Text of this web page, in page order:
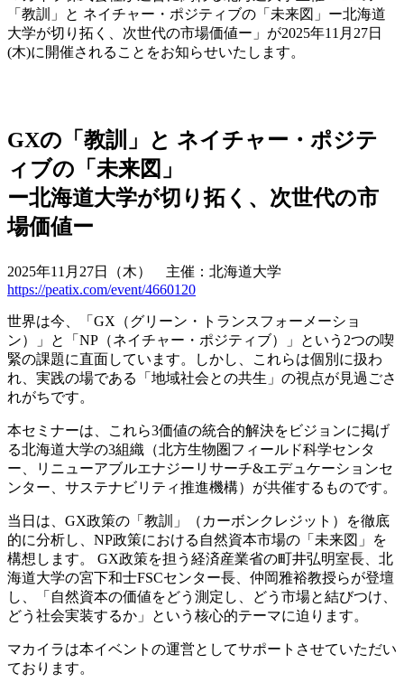
「教訓」と ネイチャー・ポジティブの「未来図」ー北海道
大学が切り拓く、次世代の市場価値ー」が2025年11月27日
(木)に開催されることをお知らせいたします。
GXの「教訓」と ネイチャー・ポジテ
ィブの「未来図」
ー北海道大学が切り拓く、次世代の市
場価値ー
2025年11月27日（木） 主催：北海道大学
https://peatix.com/event/4660120
世界は今、「GX（グリーン・トランスフォーメーショ
ン）」と「NP（ネイチャー・ポジティブ）」という2つの喫
緊の課題に直面しています。しかし、これらは個別に扱わ
れ、実践の場である「地域社会との共生」の視点が見過ごさ
れがちです。
本セミナーは、これら3価値の統合的解決をビジョンに掲げ
る北海道大学の3組織（北方生物圏フィールド科学センタ
ー、リニューアブルエナジーリサーチ&エデュケーションセ
ンター、サステナビリティ推進機構）が共催するものです。
当日は、GX政策の「教訓」（カーボンクレジット）を徹底
的に分析し、NP政策における自然資本市場の「未来図」を
構想します。 GX政策を担う経済産業省の町井弘明室長、北
海道大学の宮下和士FSCセンター長、仲岡雅裕教授らが登壇
し、「自然資本の価値をどう測定し、どう市場と結びつけ、
どう社会実装するか」という核心的テーマに迫ります。
マカイラは本イベントの運営としてサポートさせていただい
ております。